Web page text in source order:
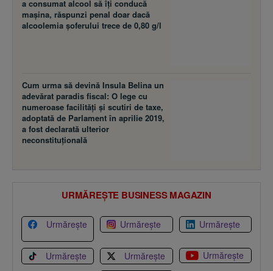
a consumat alcool să îţi conducă
maşina, răspunzi penal doar dacă
alcoolemia şoferului trece de 0,80 g/l
Cum urma să devină Insula Belina un
adevărat paradis fiscal: O lege cu
numeroase facilităţi şi scutiri de taxe,
adoptată de Parlament în aprilie 2019,
a fost declarată ulterior
neconstituţională
URMĂREȘTE BUSINESS MAGAZIN
Urmărește Urmărește Urmărește
Urmărește Urmărește
Urmărește